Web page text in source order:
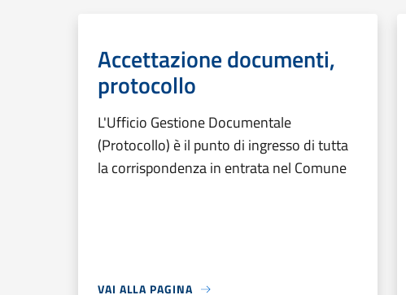
Accettazione documenti,
protocollo
L'Ufficio Gestione Documentale
(Protocollo) è il punto di ingresso di tutta
la corrispondenza in entrata nel Comune
VAI ALLA PAGINA